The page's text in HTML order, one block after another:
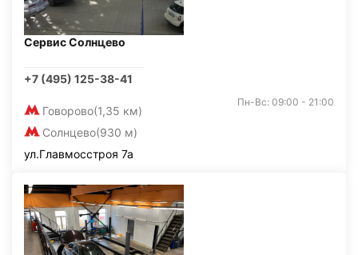
Сервис Солнцево
+7 (495) 125-38-41
Говорово(1,35 км)
Солнцево(930 м)
Пн-Вс: 09:00 - 21:00
ул.Главмосстроя 7а